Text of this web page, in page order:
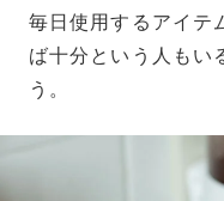
毎日使用するアイテ
ば十分という人もい
う。